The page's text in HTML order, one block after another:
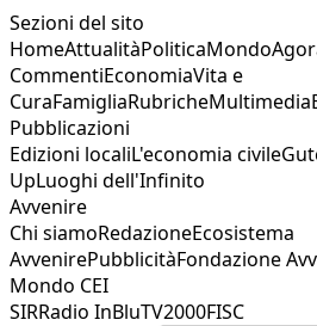
Sezioni del sito
HomeAttualitàPoliticaMondo
CommentiEconomiaVita e
CuraFamigliaRubricheMultimedia
Pubblicazioni
Edizioni localiL'economia civile
UpLuoghi dell'Infinito
Avvenire
Chi siamoRedazioneEcosistema
AvvenirePubblicitàFondazione
Mondo CEI
SIRRadio InBluTV2000FISC